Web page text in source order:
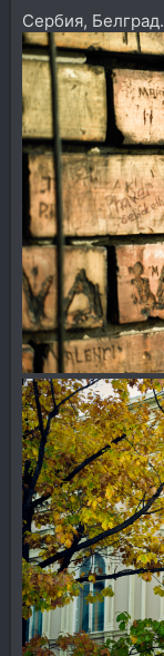
Сербия, Белград.